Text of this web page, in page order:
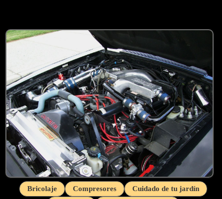
Bricolaje Compresores
Cuidado de tu jardín